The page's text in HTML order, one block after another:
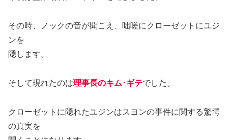
その時、ノックの音が聞こえ、咄嗟にクローゼットにユジ
ンを
隠します。
そして現れたのは理事長のキム･ギテでした。
クローゼットに隠れたユジンはスヨンの事件に関する驚愕
の真実を